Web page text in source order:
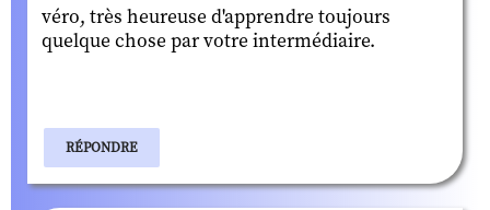
véro, très heureuse d'apprendre toujours
quelque chose par votre intermédiaire.
RÉPONDRE